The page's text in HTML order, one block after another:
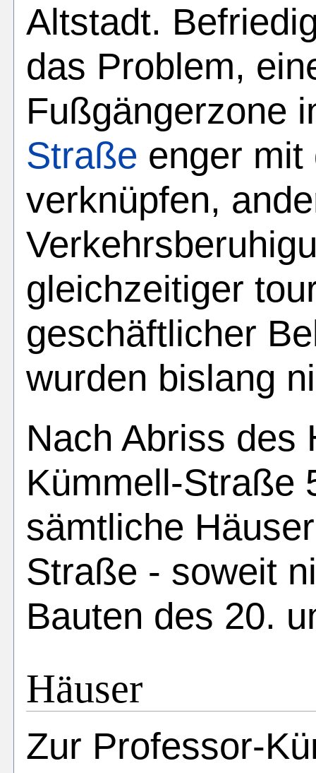
Altstadt.
das Problem,
Fußgängerzone
Straße enger mit
verknüpfen,
gleichzeitiger
geschäftlicher
wurden bislang
Nach Abriss des
Kümmell-Straße
sämtliche
Straße - soweit
Bauten des 20.
Häuser
Zur Professor-